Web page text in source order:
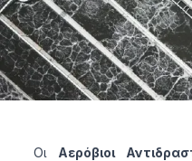
Οι Αερόβιοι